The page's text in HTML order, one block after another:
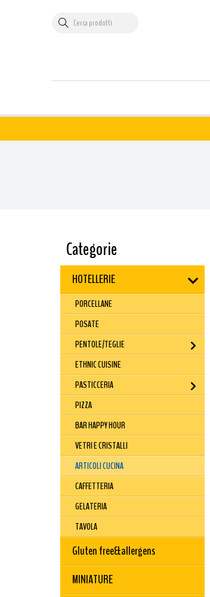
Categorie
HOTELLERIE
PORCELLANE
POSATE
PENTOLE/TEGLIE
ETHNIC CUISINE
PASTICCERIA
PIZZA
BAR HAPPY HOUR
VETRI E CRISTALLI
ARTICOLI CUCINA
CAFFETTERIA
GELATERIA
TAVOLA
Gluten free&allergens
MINIATURE